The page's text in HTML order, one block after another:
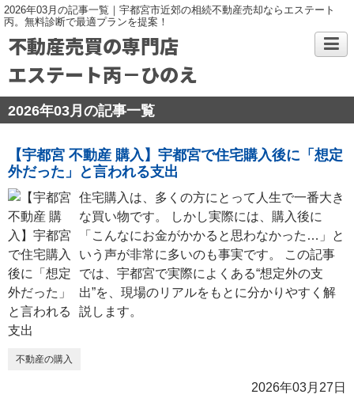
2026年03月の記事一覧｜宇都宮市近郊の相続不動産売却ならエステート
丙。無料診断で最適プランを提案！
不動産売買の専門店
エステート丙－ひのえ
2026年03月の記事一覧
【宇都宮 不動産 購入】宇都宮で住宅購入後に「想定
外だった」と言われる支出
住宅購入は、多くの方にとって人生で一番大き
な買い物です。 しかし実際には、購入後に
「こんなにお金がかかると思わなかった…」と
いう声が非常に多いのも事実です。 この記事
では、宇都宮で実際によくある“想定外の支
出”を、現場のリアルをもとに分かりやすく解
説します。
不動産の購入
2026年03月27日